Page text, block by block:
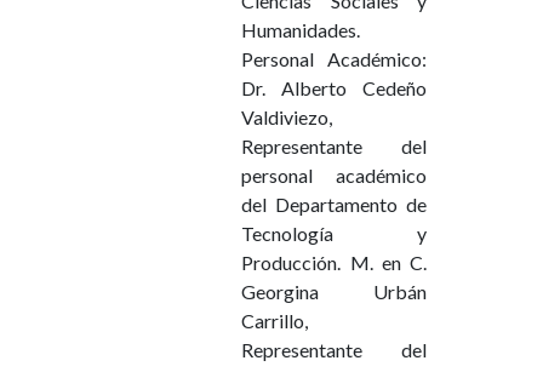
Humanidades.
Personal Académico:
Dr. Alberto Cedeño
Valdiviezo,
Representante del
personal académico
del Departamento de
Tecnología y
Producción. M. en C.
Georgina Urbán
Carrillo,
Representante del